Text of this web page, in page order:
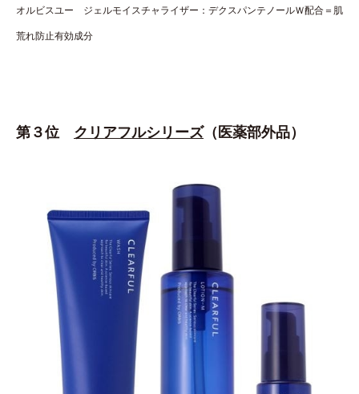
オルビスユー ジェルモイスチャライザー：デクスパンテノールＷ配合＝肌
荒れ防止有効成分
第３位 クリアフルシリーズ（医薬部外品）